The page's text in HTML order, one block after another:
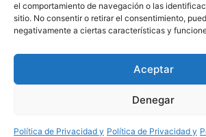
el comportamiento de navegación o las
sitio. No consentir o retirar el consentimiento,
negativamente a ciertas características y
Aceptar
Denegar
Política de Privacidad y Política de Privacidad y